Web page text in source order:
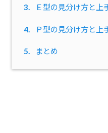
3. Ｅ型の見分け方と上
4. Ｐ型の見分け方と上
5. まとめ